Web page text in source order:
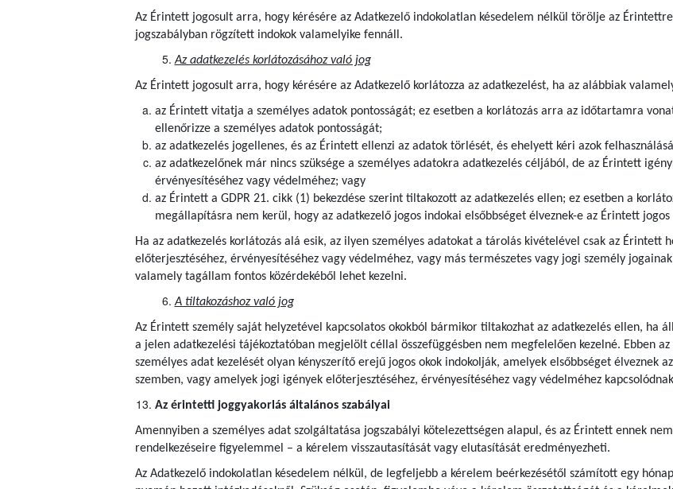
Az Érintett jogosult arra, hogy kérésére az Adatkezelő indokolatlan késedelem nélkül törölje az
jogszabályban rögzített indokok valamelyike fennáll.
Az adatkezelés korlátozásához való jog
Az Érintett jogosult arra, hogy kérésére az Adatkezelő korlátozza az adatkezelést, ha az alábbiak
az Érintett vitatja a személyes adatok pontosságát; ez esetben a korlátozás arra az időtartamra
ellenőrizze a személyes adatok pontosságát;
az adatkezelés jogellenes, és az Érintett ellenzi az adatok törlését, és ehelyett kéri azok
az adatkezelőnek már nincs szüksége a személyes adatokra adatkezelés céljából, de az Érintett
érvényesítéséhez vagy védelméhez; vagy
az Érintett a GDPR 21. cikk (1) bekezdése szerint tiltakozott az adatkezelés ellen; ez esetben a
megállapításra nem kerül, hogy az adatkezelő jogos indokai elsőbbséget élveznek-e az Érintett
Ha az adatkezelés korlátozás alá esik, az ilyen személyes adatokat a tárolás kivételével csak az Érintett
előterjesztéséhez, érvényesítéséhez vagy védelméhez, vagy más természetes vagy jogi személy
valamely tagállam fontos közérdekéből lehet kezelni.
A tiltakozáshoz való jog
Az Érintett személy saját helyzetével kapcsolatos okokból bármikor tiltakozhat az adatkezelés ellen, ha
a jelen adatkezelési tájékoztatóban megjelölt céllal összefüggésben nem megfelelően kezelné. Ebben
személyes adat kezelését olyan kényszerítő erejű jogos okok indokolják, amelyek elsőbbséget élveznek
szemben, vagy amelyek jogi igények előterjesztéséhez, érvényesítéséhez vagy védelméhez
Az érintetti joggyakorlás általános szabályai
Amennyiben a személyes adat szolgáltatása jogszabályi kötelezettségen alapul, és az Érintett ennek
rendelkezéseire figyelemmel – a kérelem visszautasítását vagy elutasítását eredményezheti.
Az Adatkezelő indokolatlan késedelem nélkül, de legfeljebb a kérelem beérkezésétől számított egy